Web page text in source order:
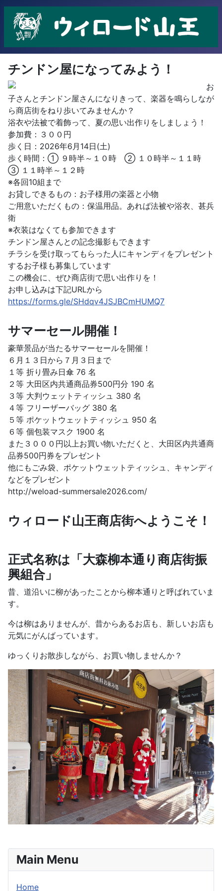
チンドン屋になってみよう！
お
子さんとチンドン屋さんになりきって、楽器を鳴らしなが
ら商店街をねり歩いてみませんか？
浴衣や法被で着飾って、夏の思い出作りをしましょう！
参加費：３００円
歩く日：2026年6月14日(土)
歩く時間：① ９時半～１０時 ② １０時半～１１時
③ １１時半～１２時
※各回10組まで
お貸しできるもの：お子様用の楽器と小物
ご用意いただくもの：保温用品。あれば法被や浴衣、甚兵
衛
※衣装はなくても参加できます
チンドン屋さんとの記念撮影もできます
チラシを受け取ってもらった人にキャンディをプレゼント
するお子様も募集しています
この機会に、ぜひ商店街で思い出作りを！
お申し込みは下記URLから
https://forms.gle/SHdqv4JSJBCmHUMQ7
サマーセール開催！
豪華景品が当たるサマーセールを開催！
６月１３日から７月３日まで
１等 折り畳み日傘 76 名
２等 大田区内共通商品券500円分 190 名
３等 大判ウェットティッシュ 380 名
４等 フリーザーバッグ 380 名
５等 ポケットウェットティッシュ 950 名
６等 個包装マスク 1900 名
また３０００円以上お買い物いただくと、大田区内共通商
品券500円券をプレゼント
他にもごみ袋、ポケットウェットティッシュ、キャンディ
などをプレゼント
http://weload-summersale2026.com/
ウィロード山王商店街へようこそ！
正式名称は「大森柳本通り商店街振
興組合」
昔、道沿いに柳があったことから柳本通りと呼ばれていま
す。
今は柳はありませんが、昔からあるお店も、新しいお店も
元気にがんばっています。
ゆっくりお散歩しながら、お買い物しませんか？
Main Menu
Home